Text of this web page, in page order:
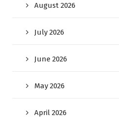
August 2026
July 2026
June 2026
May 2026
April 2026